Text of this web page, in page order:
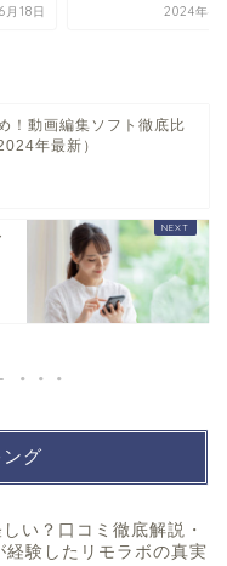
2024年4月16日
！動画編集ソフト徹底比
年最新）
グ
い？口コミ徹底解説・
経験したリモラボの真実